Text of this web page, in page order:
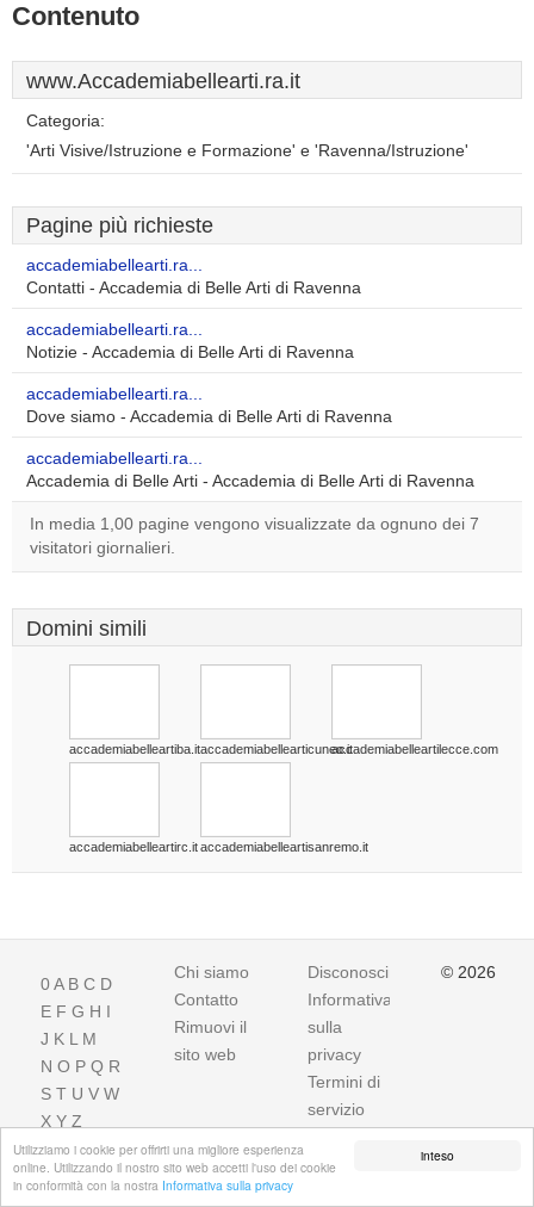
inteso
Utilizziamo i cookie per offrirti una migliore esperienza
online. Utilizzando il nostro sito web accetti l'uso dei cookie
in conformità con la nostra Informativa sulla privacy
Contenuto
www.Accademiabellearti.ra.it
Categoria:
'Arti Visive/Istruzione e Formazione' e 'Ravenna/Istruzione'
Pagine più richieste
accademiabellearti.ra...
Contatti - Accademia di Belle Arti di Ravenna
accademiabellearti.ra...
Notizie - Accademia di Belle Arti di Ravenna
accademiabellearti.ra...
Dove siamo - Accademia di Belle Arti di Ravenna
accademiabellearti.ra...
Accademia di Belle Arti - Accademia di Belle Arti di Ravenna
In media 1,00 pagine vengono visualizzate da ognuno dei 7
visitatori giornalieri.
Domini simili
accademiabelleartiba.itaccademiabellearticuneo.itaccademiabelleartilecce.com
accademiabelleartirc.itaccademiabelleartisanremo.it
0A B C D
E F G H I
J K L M
N O P Q R
S T U V W
X Y Z
Chi siamo
Contatto
Rimuovi il
sito web
Disconoscimento
Informativa
sulla
privacy
Termini di
servizio
© 2026